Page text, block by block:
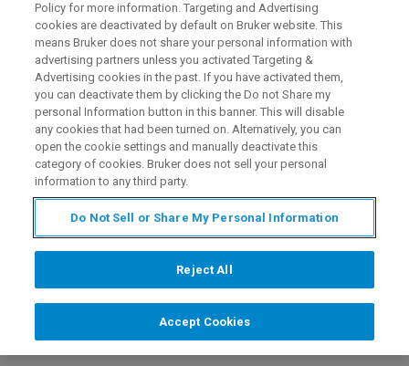
ESRは試料中のラジカルを検出する装置であ
り、酸化劣化反応などを温度、光などを印加
しながらの測定が可能です。TD-NMRはプロ
トン（あるいはフッ素）の緩和時間を観測す
る核磁気共鳴装置です。緩和時間は分子の運
動性に起因しており、そこから物性評価を行
うことが可能です。これらESRおよびTDNMR
の卓上型の磁気共鳴装置を用いた油脂の酸
化、油脂固相比、動的結晶化解析の例を紹介
Policy for more information. Targeting and Advertising
cookies are deactivated by default on Bruker website. This
means Bruker does not share your personal information with
advertising partners unless you activated Targeting &
Advertising cookies in the past. If you have activated them,
you can deactivate them by clicking the Do not Share my
personal Information button in this banner. This will disable
any cookies that had been turned on. Alternatively, you can
open the cookie settings and manually deactivate this
category of cookies. Bruker does not sell your personal
information to any third party.
Do Not Sell or Share My Personal Information
Reject All
Accept Cookies